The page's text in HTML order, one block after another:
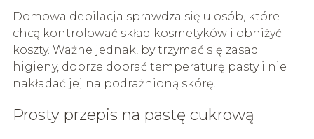
Domowa depilacja sprawdza się u osób, które
chcą kontrolować skład kosmetyków i obniżyć
koszty. Ważne jednak, by trzymać się zasad
higieny, dobrze dobrać temperaturę pasty i nie
nakładać jej na podrażnioną skórę.
Prosty przepis na pastę cukrową